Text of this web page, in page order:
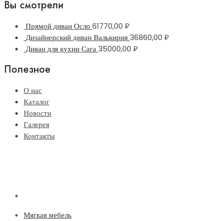
Вы смотрели
Прямой диван Осло 61770,00 ₽
Дизайнерский диван Валькирия36860,00 ₽
Диван для кухни Сага35000,00 ₽
Полезное
О нас
Каталог
Новости
Галерея
Контакты
Мягкая мебель